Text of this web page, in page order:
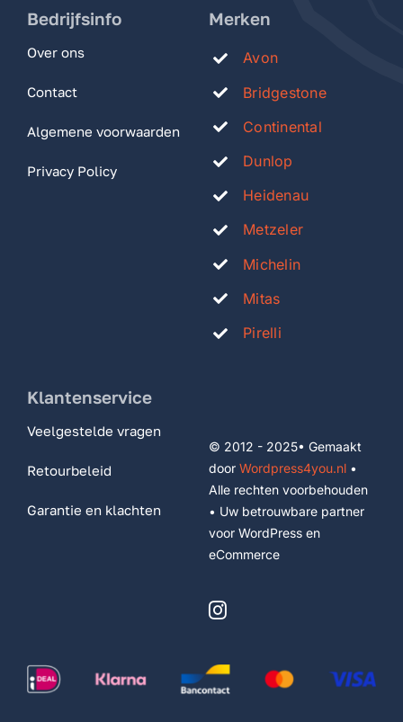
Bedrijfsinfo
Over ons
Contact
Algemene voorwaarden
Privacy Policy
Merken
Avon
Bridgestone
Continental
Dunlop
Heidenau
Metzeler
Michelin
Mitas
Pirelli
Klantenservice
Veelgestelde vragen
Retourbeleid
Garantie en klachten
© 2012 - 2025• Gemaakt
door Wordpress4you.nl•
Alle rechten voorbehouden
• Uw betrouwbare partner
voor WordPress en
eCommerce